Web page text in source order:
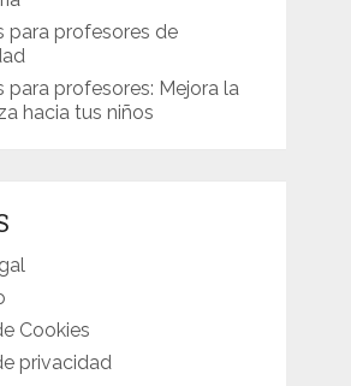
para profesores de
para profesores: Mejora la
hacia tus niños
Cookies
privacidad